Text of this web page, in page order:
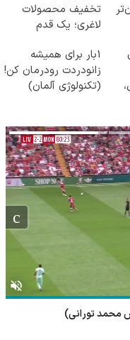
تخفیف محصولات
لاغری؛ یک قدم
کاهش وزن
1بار برای همیشه
زانودردت رودرمان کن!
(تکنولوژی آلمان)